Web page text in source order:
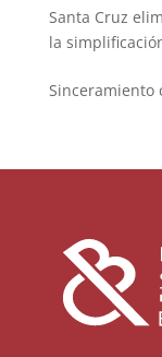
Santa Cruz
la
Sinceramiento